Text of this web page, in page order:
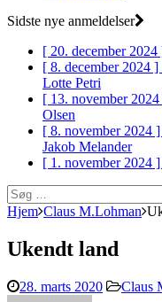
Sidste nye anmeldelser
[ 20. december 2024
[ 8. december 2024 ]
Lotte Petri
[ 13. november
Olsen
[ 8. november 2024 ]
Jakob Melander
[ 1. november 2024 ]
Søg
efter:
Hjem Claus M.Lohman
Ukendt land
28. marts 2020 Claus